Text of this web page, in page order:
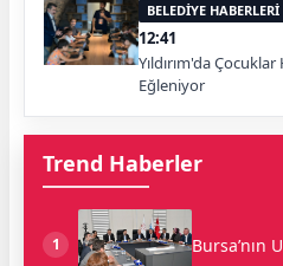
BELEDİYE HABERLERİ
12:41
Yıldırım'da
Eğleniyor
Trend Haberler
1 Bursa’nın